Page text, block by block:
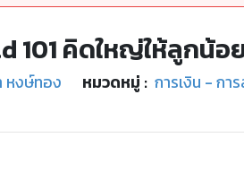
101 คิดใหญ่ให้ลูกน้อ
หงษ์ทอง หมวดหมู่ : การเงิน - กา